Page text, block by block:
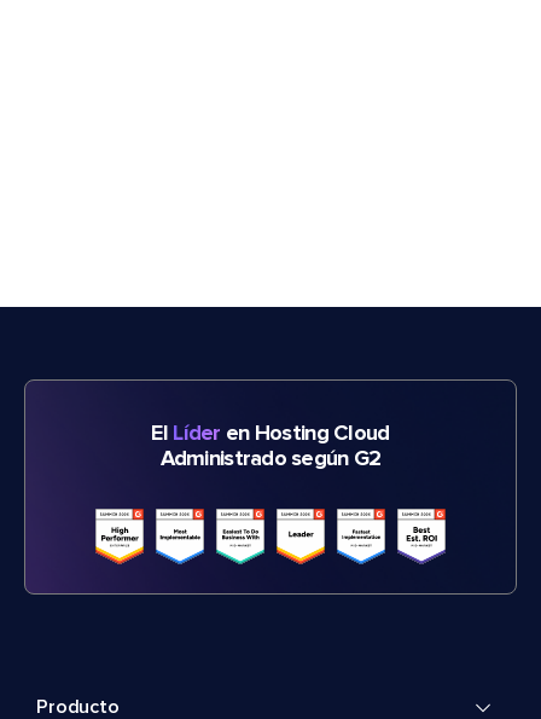
El Líder en Hosting Cloud
Administrado según G2
Producto